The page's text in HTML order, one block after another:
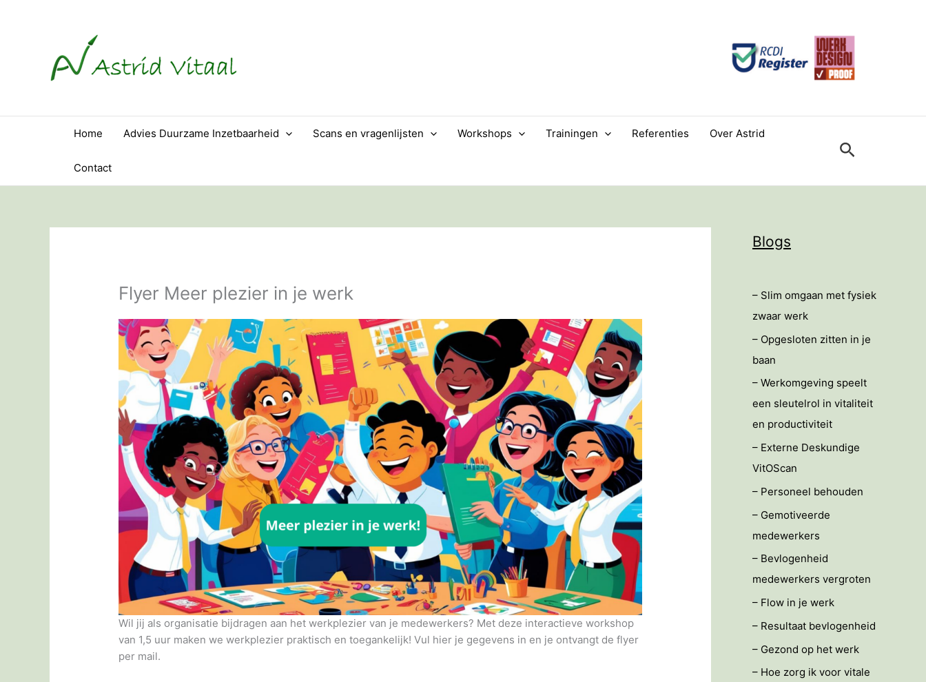
Home Advies Duurzame Inzetbaarheid Scans en vragenlijsten Workshops Trainingen Referenties Over Astrid
Contact
Zoeken
Flyer Meer plezier in je werk
Wil jij als organisatie bijdragen aan het werkplezier van je medewerkers? Met deze interactieve workshop
van 1,5 uur maken we werkplezier praktisch en toegankelijk! Vul hier je gegevens in en je ontvangt de flyer
per mail.
Blogs
– Slim omgaan met fysiek
zwaar werk
– Opgesloten zitten in je
baan
– Werkomgeving speelt
een sleutelrol in vitaliteit
en productiviteit
– Externe Deskundige
VitOScan
– Personeel behouden
– Gemotiveerde
medewerkers
– Bevlogenheid
medewerkers vergroten
– Flow in je werk
– Resultaat bevlogenheid
– Gezond op het werk
– Hoe zorg ik voor vitale